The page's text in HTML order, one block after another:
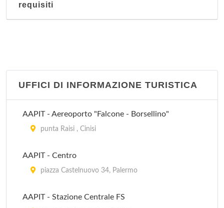
requisiti
UFFICI DI INFORMAZIONE TURISTICA
AAPIT - Aereoporto "Falcone - Borsellino"
punta Raisi , Cinisi
AAPIT - Centro
piazza Castelnuovo 34, Palermo
AAPIT - Stazione Centrale FS